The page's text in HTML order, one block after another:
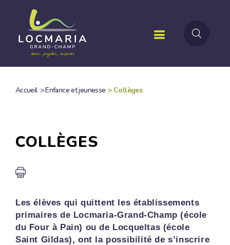
contenu
principal
Accueil >Enfance et jeunesse >Collèges
COLLÈGES
Les élèves qui quittent les établissements
primaires de Locmaria-Grand-Champ (école
du Four à Pain) ou de Locqueltas (école
Saint Gildas), ont la possibilité de s’inscrire